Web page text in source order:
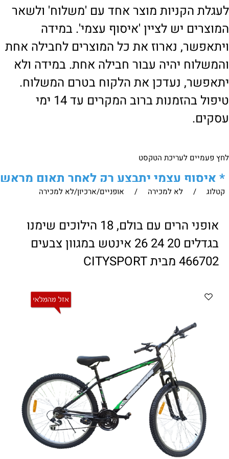
לעגלת הקניות מוצר אחד עם 'משלוח' ולשאר
המוצרים יש לציין 'איסוף עצמי'. במידה
ויתאפשר, נארוז את כל המוצרים לחבילה אחת
והמשלוח יהיה עבור חבילה אחת. במידה ולא
יתאפשר, נעדכן את הלקוח בטרם המשלוח.
טיפול בהזמנות ברוב המקרים עד 14 ימי
עסקים.
לחץ פעמיים לעריכת הטקסט
* איסוף עצמי יתבצע רק לאחר תאום מראש
של הלקוח מול נציגנו!
ווטצאפ(הודעות בלבד):
052-8059900
מענה טלפוני: 04-8411075
,
04-8411010
בין השעות 9:00-17:00
לחיצת כפתור
באתר
citysport2@013.net
קטלוג / לא למכירה / אופניים/ארכיון/לא למכירה
אופני הרים עם בולם, 18 הילוכים שימנו
בגדלים 20 24 26 אינטש במגוון צבעים
466702 מבית CITYSPORT